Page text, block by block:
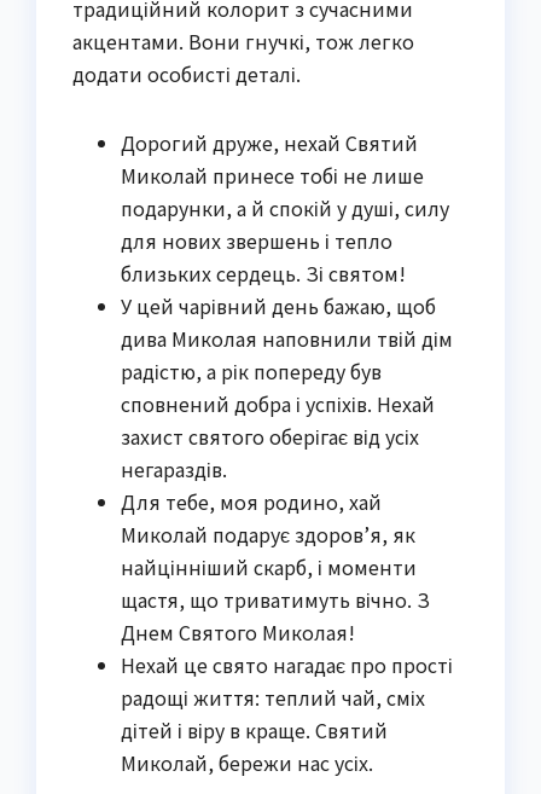
традиційний колорит з сучасними
акцентами. Вони гнучкі, тож легко
додати особисті деталі.
Дорогий друже, нехай Святий
Миколай принесе тобі не лише
подарунки, а й спокій у душі, силу
для нових звершень і тепло
близьких сердець. Зі святом!
У цей чарівний день бажаю, щоб
дива Миколая наповнили твій дім
радістю, а рік попереду був
сповнений добра і успіхів. Нехай
захист святого оберігає від усіх
негараздів.
Для тебе, моя родино, хай
Миколай подарує здоров’я, як
найцінніший скарб, і моменти
щастя, що триватимуть вічно. З
Днем Святого Миколая!
Нехай це свято нагадає про прості
радощі життя: теплий чай, сміх
дітей і віру в краще. Святий
Миколай, бережи нас усіх.